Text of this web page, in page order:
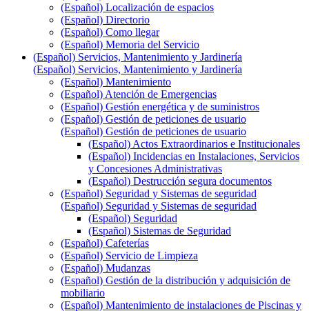
(Español) Localización de espacios
(Español) Directorio
(Español) Como llegar
(Español) Memoria del Servicio
(Español) Servicios, Mantenimiento y Jardinería
(Español) Servicios, Mantenimiento y Jardinería
(Español) Mantenimiento
(Español) Atención de Emergencias
(Español) Gestión energética y de suministros
(Español) Gestión de peticiones de usuario
(Español) Gestión de peticiones de usuario
(Español) Actos Extraordinarios e Institucionales
(Español) Incidencias en Instalaciones, Servicios
y Concesiones Administrativas
(Español) Destrucción segura documentos
(Español) Seguridad y Sistemas de seguridad
(Español) Seguridad y Sistemas de seguridad
(Español) Seguridad
(Español) Sistemas de Seguridad
(Español) Cafeterías
(Español) Servicio de Limpieza
(Español) Mudanzas
(Español) Gestión de la distribución y adquisición de
mobiliario
(Español) Mantenimiento de instalaciones de Piscinas y